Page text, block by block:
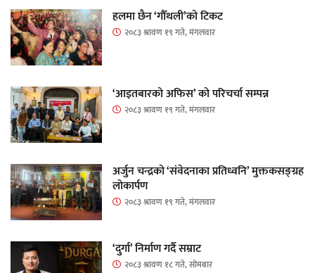
हलमा छैन ‘गौँथली’को टिकट
२०८३ श्रावण १९ गते, मंगलवार
‘आइतबारको अफिस’ को परिचर्चा सम्पन्न
२०८३ श्रावण १९ गते, मंगलवार
अर्जुन चन्द्रको ‘संवेदनाका प्रतिध्वनि’ मुक्तकसङ्ग्रह
लोकार्पण
२०८३ श्रावण १९ गते, मंगलवार
‘दुर्गा’ निर्माण गर्दै सम्राट
२०८३ श्रावण १८ गते, सोमबार